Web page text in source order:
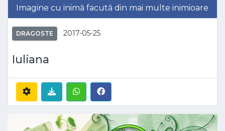
Imagine cu inimă facută din mai multe inimioare
DRAGOSTE 2017-05-25
Iuliana